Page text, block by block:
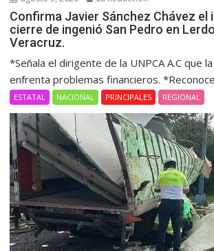
Confirma Javier Sánchez Chávez el
cierre de ingenió San Pedro en
Veracruz.
*Señala el dirigente de la UNPCA A.C que
enfrenta problemas financieros.
ESTATAL NACIONAL PRINCIPALES REGIONAL